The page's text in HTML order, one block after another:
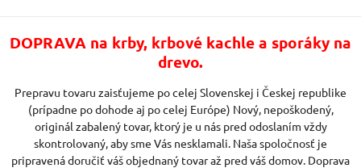
DOPRAVA na krby, krbové kachle a sporáky na
drevo.
Prepravu tovaru zaisťujeme po celej Slovenskej i Českej republike
(prípadne po dohode aj po celej Európe) Nový, nepoškodený,
originál zabalený tovar, ktorý je u nás pred odoslaním vždy
skontrolovaný, aby sme Vás nesklamali. Naša spoločnosť je
pripravená doručiť váš objednaný tovar až pred váš domov. Doprava